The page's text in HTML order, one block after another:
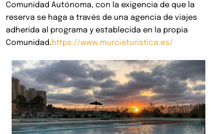
Comunidad Autónoma, con la exigencia de que la
reserva se haga a través de una agencia de viajes
adherida al programa y establecida en la propia
Comunidad.https://www.murciaturistica.es/